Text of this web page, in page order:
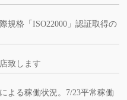
規格「ISO22000」認証取得の
致します
よる稼働状況。7/23平常稼働